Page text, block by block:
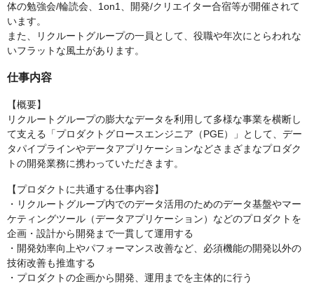
体の勉強会/輪読会、1on1、開発/クリエイター合宿等が開催されて
います。
また、リクルートグループの一員として、役職や年次にとらわれな
いフラットな風土があります。
仕事内容
【概要】
リクルートグループの膨大なデータを利用して多様な事業を横断し
て支える「プロダクトグロースエンジニア（PGE）」として、デー
タパイプラインやデータアプリケーションなどさまざまなプロダク
トの開発業務に携わっていただきます。
【プロダクトに共通する仕事内容】
・リクルートグループ内でのデータ活用のためのデータ基盤やマー
ケティングツール（データアプリケーション）などのプロダクトを
企画・設計から開発まで一貫して運用する
・開発効率向上やパフォーマンス改善など、必須機能の開発以外の
技術改善も推進する
・プロダクトの企画から開発、運用までを主体的に行う